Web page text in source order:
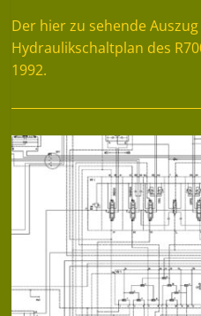
Der hier zu sehende
Hydraulikschaltplan des
1992.